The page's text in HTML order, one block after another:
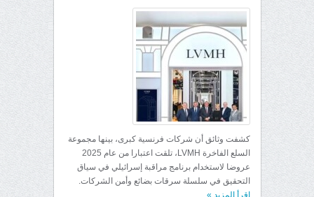
كشفت وثائق أن شركات فرنسية كبرى، بينها مجموعة
السلع الفاخرة LVMH، تلقت اعتبارا من عام 2025
عروضا لاستخدام برنامج مراقبة إسرائيلي في سياق
التحقيق في سلسلة سرقات بضائع وأمن الشركات.
إقرأ المزيد »